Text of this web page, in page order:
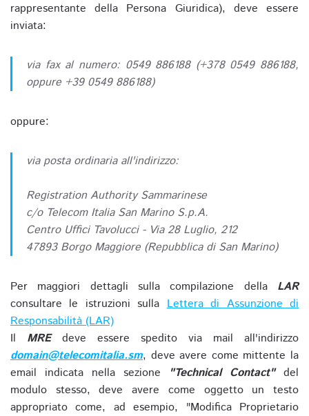
rappresentante della Persona Giuridica), deve essere
inviata:
via fax al numero: 0549 886188 (+378 0549 886188,
oppure +39 0549 886188)
oppure:
via posta ordinaria all'indirizzo:
Registration Authority Sammarinese
c/o Telecom Italia San Marino S.p.A.
Centro Uffici Tavolucci - Via 28 Luglio, 212
47893 Borgo Maggiore (Repubblica di San Marino)
Per maggiori dettagli sulla compilazione della LAR
consultare le istruzioni sullaLettera di Assunzione di
Responsabilità (LAR)
Il MREdeve essere spedito via mail all'indirizzo
domain@telecomitalia.sm, deve avere come mittente la
email indicata nella sezione
"Technical Contact"del
modulo stesso, deve avere come oggetto un testo
appropriato come, ad esempio, "Modifica Proprietario